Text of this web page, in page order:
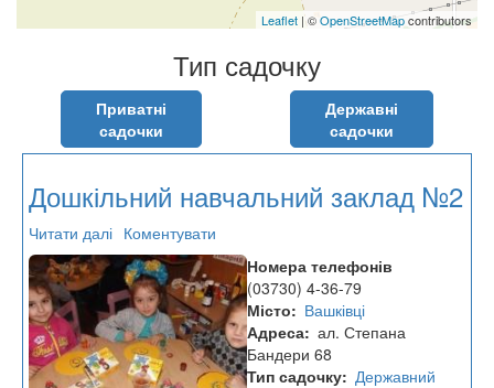
Leaflet | ©OpenStreetMapcontributors
Тип садочку
Приватні
садочки
Державні
садочки
Дошкільний навчальний заклад №2
Читати далі про
Дошкільний
навчальний
заклад
№2
Коментувати
Номера телефонів
(03730) 4-36-79
Місто
Вашківці
Адреса ал. Степана
Бандери 68
Тип садочку Державний